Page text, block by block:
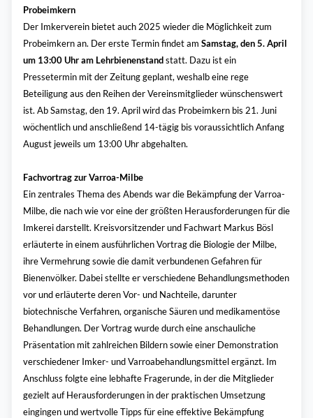
Probeimkern
Der Imkerverein bietet auch 2025 wieder die Möglichkeit zum
Probeimkern an. Der erste Termin findet am Samstag, den 5. April
um 13:00 Uhr am Lehrbienenstandstatt. Dazu ist ein
Pressetermin mit der Zeitung geplant, weshalb eine rege
Beteiligung aus den Reihen der Vereinsmitglieder wünschenswert
ist. Ab Samstag, den 19. April wird das Probeimkern bis 21. Juni
wöchentlich und anschließend 14-tägig bis voraussichtlich Anfang
August jeweils um 13:00 Uhr abgehalten.
Fachvortrag zur Varroa-Milbe
Ein zentrales Thema des Abends war die Bekämpfung der Varroa-
Milbe, die nach wie vor eine der größten Herausforderungen für die
Imkerei darstellt. Kreisvorsitzender und Fachwart Markus Bösl
erläuterte in einem ausführlichen Vortrag die Biologie der Milbe,
ihre Vermehrung sowie die damit verbundenen Gefahren für
Bienenvölker. Dabei stellte er verschiedene Behandlungsmethoden
vor und erläuterte deren Vor- und Nachteile, darunter
biotechnische Verfahren, organische Säuren und medikamentöse
Behandlungen. Der Vortrag wurde durch eine anschauliche
Präsentation mit zahlreichen Bildern sowie einer Demonstration
verschiedener Imker- und Varroabehandlungsmittel ergänzt. Im
Anschluss folgte eine lebhafte Fragerunde, in der die Mitglieder
gezielt auf Herausforderungen in der praktischen Umsetzung
eingingen und wertvolle Tipps für eine effektive Bekämpfung